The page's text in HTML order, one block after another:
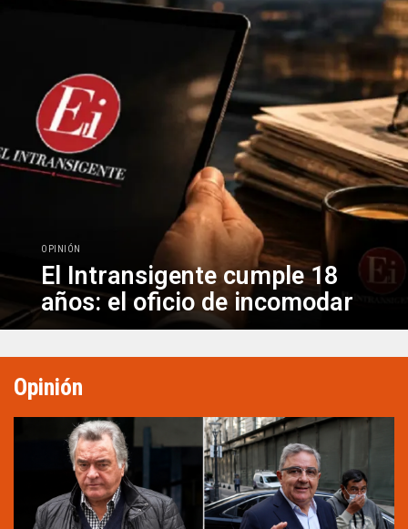
OPINIÓN
El Intransigente cumple 18
años: el oficio de incomodar
Opinión